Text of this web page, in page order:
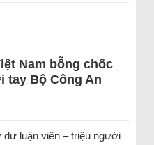
Nam bỗng chốc
tay Bộ Công An
dư luận viên – triệu người